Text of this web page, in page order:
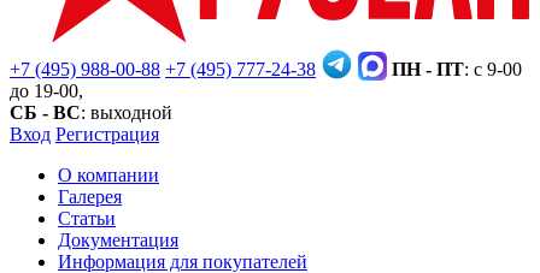
+7 (495) 988-00-88 +7 (495) 777-24-38 ПН - ПТ: с 9-00
до 19-00,
СБ - ВС: выходной
Вход Регистрация
О компании
Галерея
Статьи
Документация
Информация для покупателей